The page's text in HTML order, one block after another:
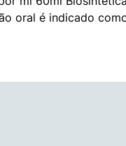
oral é indicado